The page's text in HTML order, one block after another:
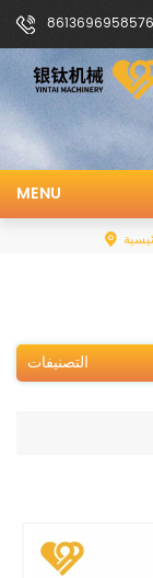
MENU
التصنيفات